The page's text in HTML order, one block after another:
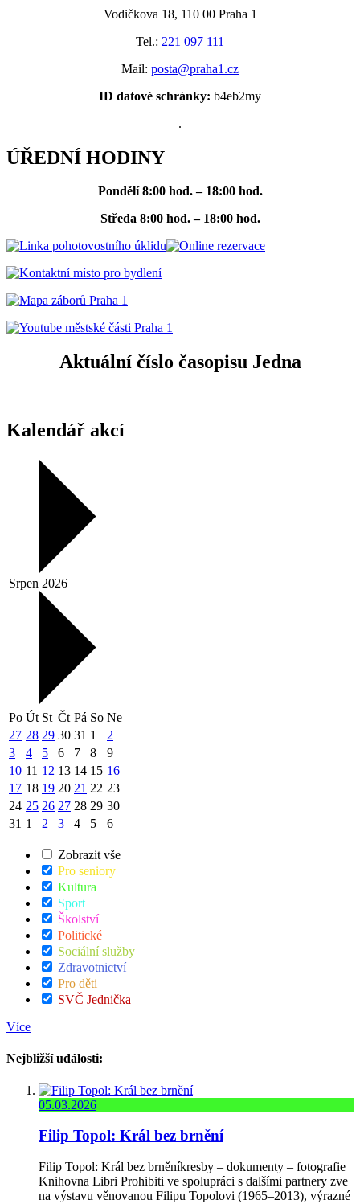
Vodičkova 18, 110 00 Praha 1
Tel.: 221 097 111
Mail: posta@praha1.cz
ID datové schránky: b4eb2my
.
ÚŘEDNÍ HODINY
Pondělí 8:00 hod. – 18:00 hod.
Středa 8:00 hod. – 18:00 hod.
Aktuální číslo časopisu Jedna
Kalendář akcí
Srpen 2026
Po Út St Čt Pá So Ne
27 28 29 30 31 1
2
3
4 5 6 7 8
9
10 11 12 13 14 15 16
17 18 19 20 21 22 23
24 25 26 27 28 29 30
31 1 2 3 4 5 6
Zobrazit vše
Pro seniory
Kultura
Sport
Školství
Politické
Sociální služby
Zdravotnictví
Pro děti
SVČ Jednička
Více
Nejbližší události:
05.03.2026
Filip Topol: Král bez brnění
Filip Topol: Král bez brněníkresby – dokumenty – fotografie
Knihovna Libri Prohibiti ve spolupráci s dalšími partnery zve
na výstavu věnovanou Filipu Topolovi (1965–2013), výrazné